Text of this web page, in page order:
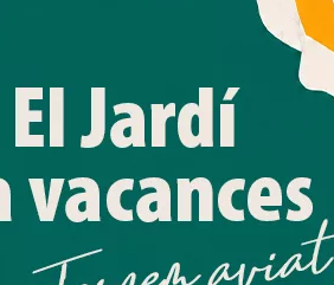
per emmagatzemar, accedir i
personals com la seva visita a aquest lloc
dades basat en interessos legítims en
fent clic a "Ajustos de cookies" o a la
privacitat en aquest lloc web. Si cliques
el teu consentiment
Acceptar Rebutjar tot
un compte al Diari el Jardí, dona el seu